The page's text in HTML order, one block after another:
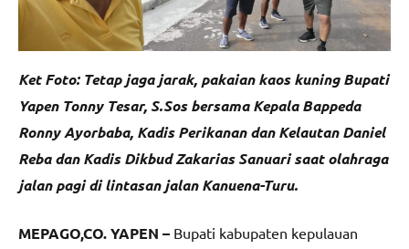
Ket Foto: Tetap jaga jarak, pakaian kaos kuning Bupati
Yapen Tonny Tesar, S.Sos bersama Kepala Bappeda
Ronny Ayorbaba, Kadis Perikanan dan Kelautan Daniel
Reba dan Kadis Dikbud Zakarias Sanuari saat olahraga
jalan pagi di lintasan jalan Kanuena-Turu.
MEPAGO,CO. YAPEN – Bupati kabupaten kepulauan